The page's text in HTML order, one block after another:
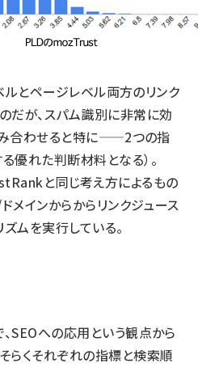
とページレベル両方のリンク
だが、スパム識別に非常に効
合わせると特に——2つの指
優れた判断材料となる）。
と同じ考え方によるもの
メインからからリンクジュース
ムを実行している。
SEOへの応用という観点から
らくそれぞれの指標と検索順